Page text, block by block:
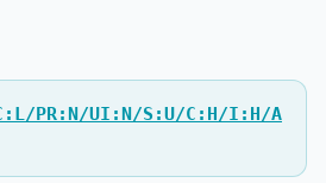
PR:N/UI:N/S:U/C:H/I:H/A